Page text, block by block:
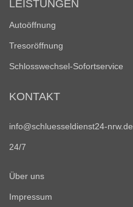
LEISTUNGEN
Autoöffnung
Tresoröffnung
Schlosswechsel-Sofortservice
KONTAKT
info@schluesseldienst24-nrw.de
24/7
Über uns
Impressum